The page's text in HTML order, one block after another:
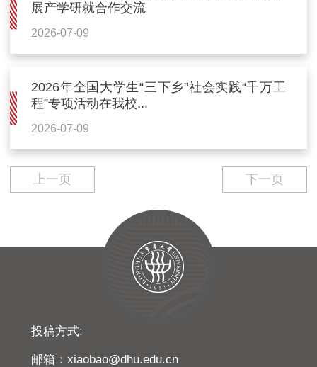
展产学研就合作交流
2026-07-09
2026年全国大学生“三下乡”社会实践“千万工
程”专项活动在我校...
2026-07-09
上一页 下一页
投稿方式:
邮箱：xiaobao@dhu.edu.cn